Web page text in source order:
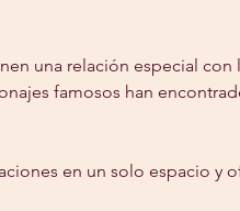
una relación especial con
famosos han
en un solo espacio y